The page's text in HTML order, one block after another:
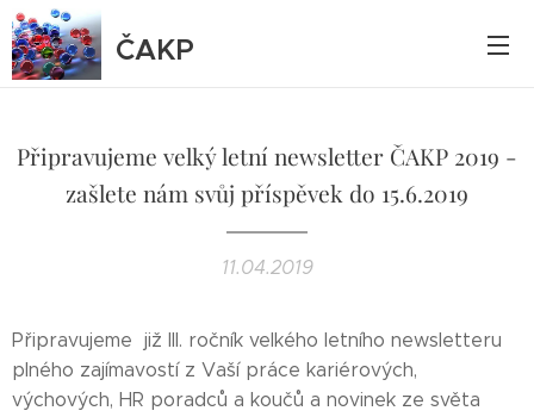
ČAKP
Připravujeme velký letní newsletter ČAKP 2019 -
zašlete nám svůj příspěvek do 15.6.2019
11.04.2019
Připravujeme již III. ročník velkého letního newsletteru
plného zajímavostí z Vaší práce kariérových,
výchových, HR poradců a koučů a novinek ze světa